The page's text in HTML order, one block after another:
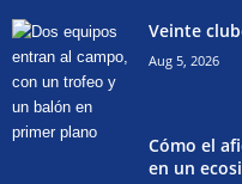
Veinte
Aug 5, 2026
Cómo el
en un